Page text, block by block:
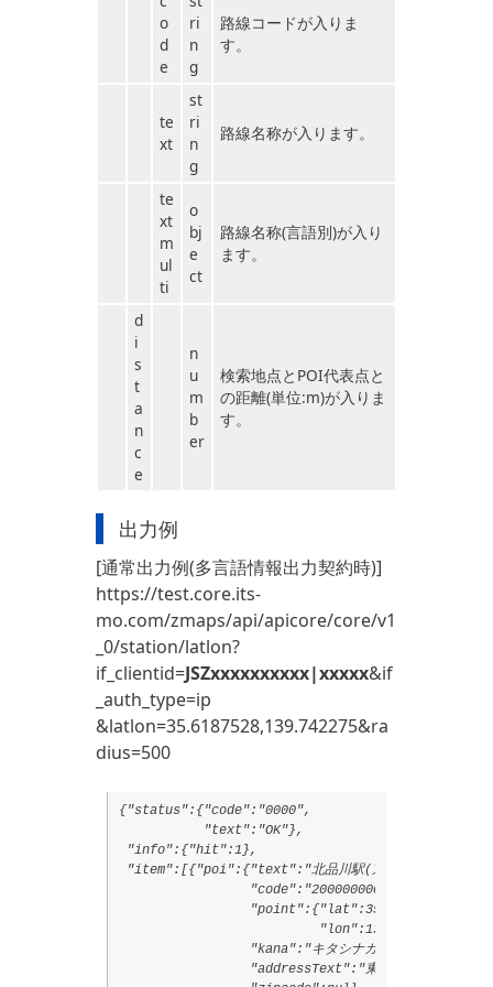
o
d
e
ri
n
g
路線コードが入りま
す。
te
xt
st
ri
n
g
路線名称が入ります。
te
xt
m
ul
ti
o
bj
e
ct
路線名称(言語別)が入り
ます。
d
i
s
t
a
n
c
e
n
u
m
b
er
検索地点とPOI代表点と
の距離(単位:m)が入りま
す。
出力例
[通常出力例(多言語情報出力契約時)]
https://test.core.its-
mo.com/zmaps/api/apicore/core/v1
_0/station/latlon?
if_clientid=JSZxxxxxxxxxx|xxxxx&if
_auth_type=ip
&latlon=35.6187528,139.742275&ra
dius=500
{"status":{"code":"0000",
           "text":"OK"},
"info":{"hit":1},
"item":[{"poi":{"text":"北品川駅(京急本線)",
                 "code":"20000000000000003067",
                 "point":{"lat":35.619325,
                          "lon":139.7425194},
                 "kana":"キタシナガワエキ",
"addressText":"東京都品川区北品川